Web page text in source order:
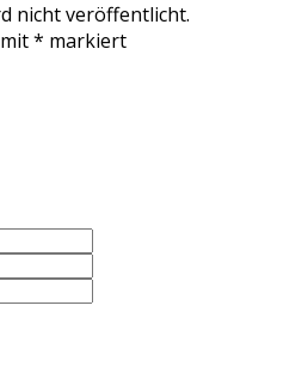
nicht veröffentlicht.
* markiert